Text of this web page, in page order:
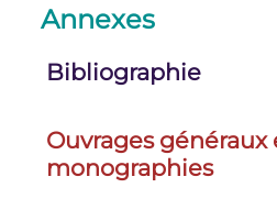
p. 147.
↑Cehreli 2013
12Kogon,
1984, p. 143.
↑Sereny
Annexes
Bibliographie
Ouvrages généraux
monographies